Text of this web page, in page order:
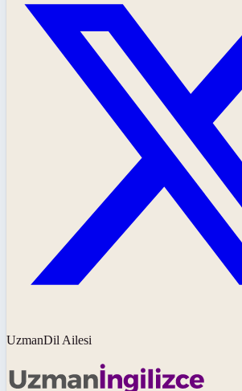
UzmanDil Ailesi